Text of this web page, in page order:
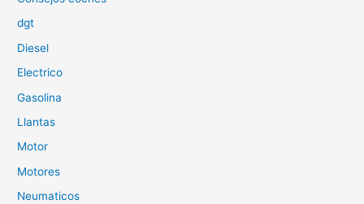
dgt
Diesel
Electrico
Gasolina
Llantas
Motor
Motores
Neumaticos